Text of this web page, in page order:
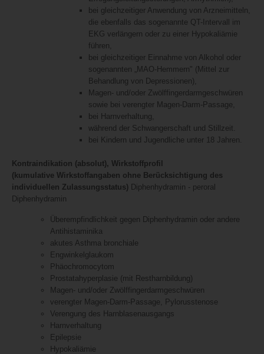
bei gleichzeitiger Anwendung von Arzneimitteln,
die ebenfalls das sogenannte QT-Intervall im
EKG verlängern oder zu einer Hypokaliämie
führen,
bei gleichzeitiger Einnahme von Alkohol oder
sogenannten „MAO-Hemmern" (Mittel zur
Behandlung von Depressionen),
Magen- und/oder Zwölffingerdarmgeschwüren
sowie bei verengter Magen-Darm-Passage,
bei Harnverhaltung,
während der Schwangerschaft und Stillzeit.
bei Kindern und Jugendliche unter 18 Jahren.
Kontraindikation (absolut), Wirkstoffprofil
(kumulative Wirkstoffangaben ohne Berücksichtigung des
individuellen Zulassungsstatus) Diphenhydramin - peroral
Diphenhydramin
Überempfindlichkeit gegen Diphenhydramin oder andere
Antihistaminika
akutes Asthma bronchiale
Engwinkelglaukom
Phäochromocytom
Prostatahyperplasie (mit Restharnbildung)
Magen- und/oder Zwölffingerdarmgeschwüren
verengter Magen-Darm-Passage, Pylorusstenose
Verengung des Harnblasenausgangs
Harnverhaltung
Epilepsie
Hypokaliämie